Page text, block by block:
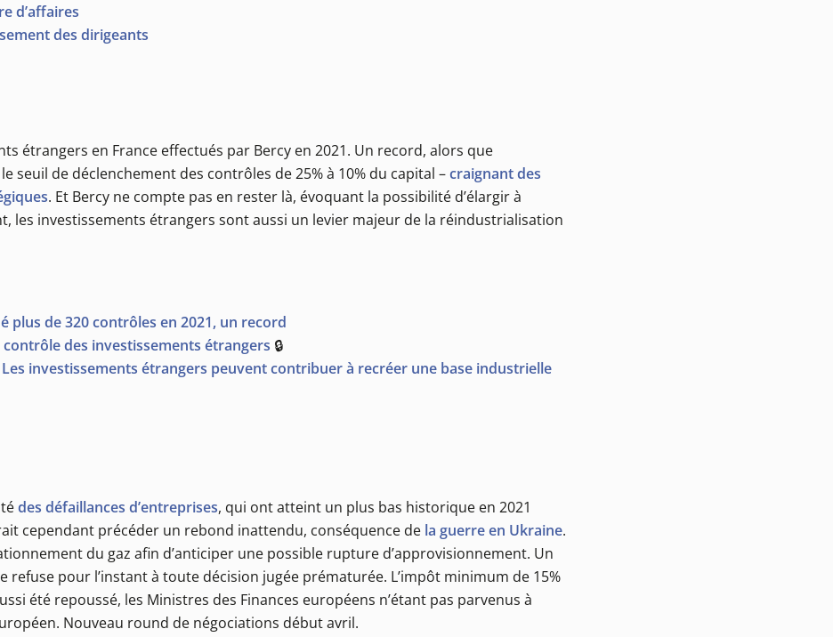
d’affaires
des dirigeants
étrangers en France effectués par Bercy en 2021. Un record, alors que
seuil de déclenchement des contrôles de 25% à 10% du capital –craignant des
. Et Bercy ne compte pas en rester là, évoquant la possibilité d’élargir à
les investissements étrangers sont aussi un levier majeur de la réindustrialisation
plus de 320 contrôles en 2021, un record
des investissements étrangers 🔒
investissements étrangers peuvent contribuer à recréer une base industrielle
des défaillances d’entreprises, qui ont atteint un plus bas historique en 2021
cependant précéder un rebond inattendu, conséquence de la guerre en Ukraine.
du gaz afin d’anticiper une possible rupture d’approvisionnement. Un
refuse pour l’instant à toute décision jugée prématurée. L’impôt minimum de 15%
été repoussé, les Ministres des Finances européens n’étant pas parvenus à
Nouveau round de négociations début avril.